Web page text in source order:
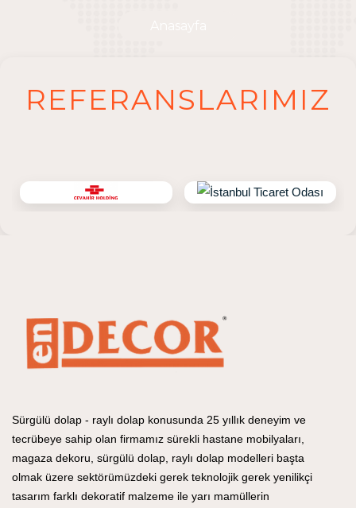
REFERANSLARIMIZ
Sürgülü dolap - raylı dolap konusunda 25 yıllık deneyim ve
tecrübeye sahip olan firmamız sürekli hastane mobilyaları,
magaza dekoru, sürgülü dolap, raylı dolap modelleri başta
olmak üzere sektörümüzdeki gerek teknolojik gerek yenilikçi
tasarım farklı dekoratif malzeme ile yarı mamüllerin